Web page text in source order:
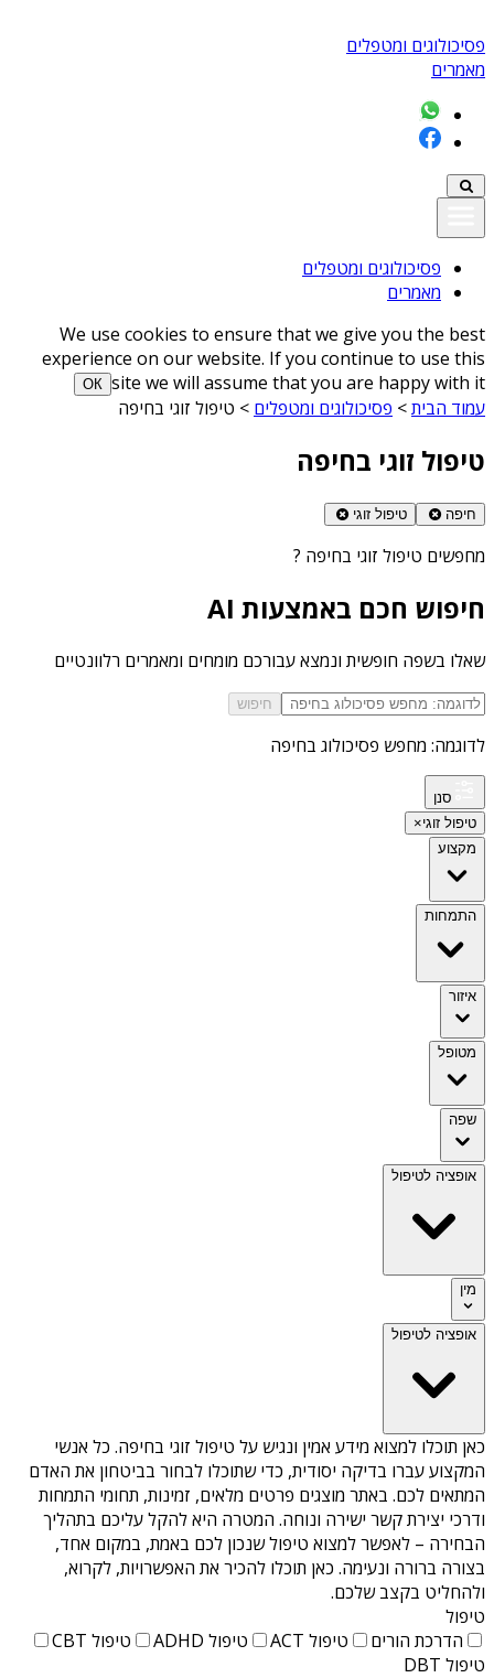
פסיכולוגים ומטפלים
מאמרים
פסיכולוגים ומטפלים
מאמרים
We use cookies to ensure that we give you the best
experience on our website. If you continue to use this
site we will assume that you are happy with it
ОК
עמוד הבית> פסיכולוגים ומטפלים > טיפול זוגי בחיפה
טיפול זוגי בחיפה
חיפה טיפול זוגי
מחפשים טיפול זוגי בחיפה ?
חיפוש חכם באמצעות AI
שאלו בשפה חופשית ונמצא עבורכם מומחים ומאמרים רלוונטיים
חיפוש
לדוגמה: מחפש פסיכולוג בחיפה
סנן
טיפול זוגי×
מקצוע
התמחות
איזור
מטופל
שפה
אופציה לטיפול
מין
אופציה לטיפול
כאן תוכלו למצוא מידע אמין ונגיש על טיפול זוגי בחיפה. כל אנשי
המקצוע עברו בדיקה יסודית, כדי שתוכלו לבחור בביטחון את האדם
המתאים לכם. באתר מוצגים פרטים מלאים, זמינות, תחומי התמחות
ודרכי יצירת קשר ישירה ונוחה. המטרה היא להקל עליכם בתהליך
הבחירה – לאפשר למצוא טיפול שנכון לכם באמת, במקום אחד,
בצורה ברורה ונעימה. כאן תוכלו להכיר את האפשרויות, לקרוא,
ולהחליט בקצב שלכם.
טיפול
הדרכת הורים
טיפול ACT טיפול ADHD
טיפול CBT
טיפול DBT